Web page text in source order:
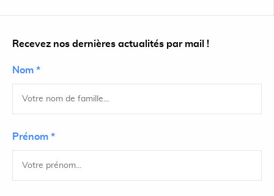
Recevez nos dernières actualités par mail !
Nom *
Prénom *